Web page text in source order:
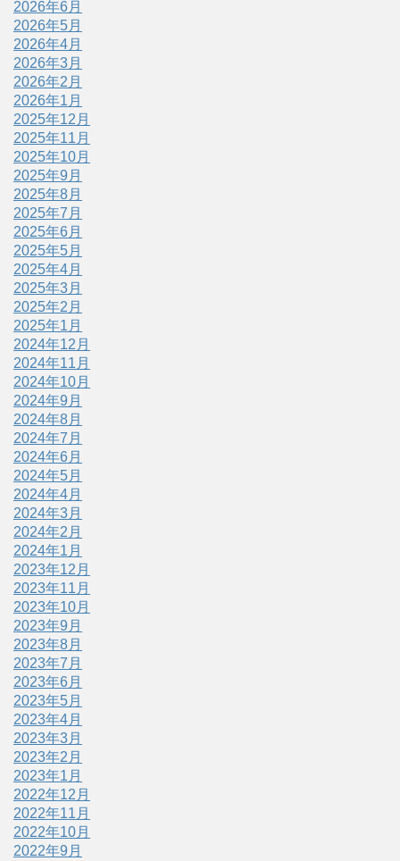
2026年6月
2026年5月
2026年4月
2026年3月
2026年2月
2026年1月
2025年12月
2025年11月
2025年10月
2025年9月
2025年8月
2025年7月
2025年6月
2025年5月
2025年4月
2025年3月
2025年2月
2025年1月
2024年12月
2024年11月
2024年10月
2024年9月
2024年8月
2024年7月
2024年6月
2024年5月
2024年4月
2024年3月
2024年2月
2024年1月
2023年12月
2023年11月
2023年10月
2023年9月
2023年8月
2023年7月
2023年6月
2023年5月
2023年4月
2023年3月
2023年2月
2023年1月
2022年12月
2022年11月
2022年10月
2022年9月